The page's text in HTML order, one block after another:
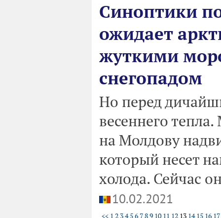
Синоптики
ожидает
жуткими
снегопадом
Но перед
весеннего
на Молдову
который несет
холода. Сейчас
10.02.2021
<< 1 2 34 56 789 10 11 12 13 14 15 16 17